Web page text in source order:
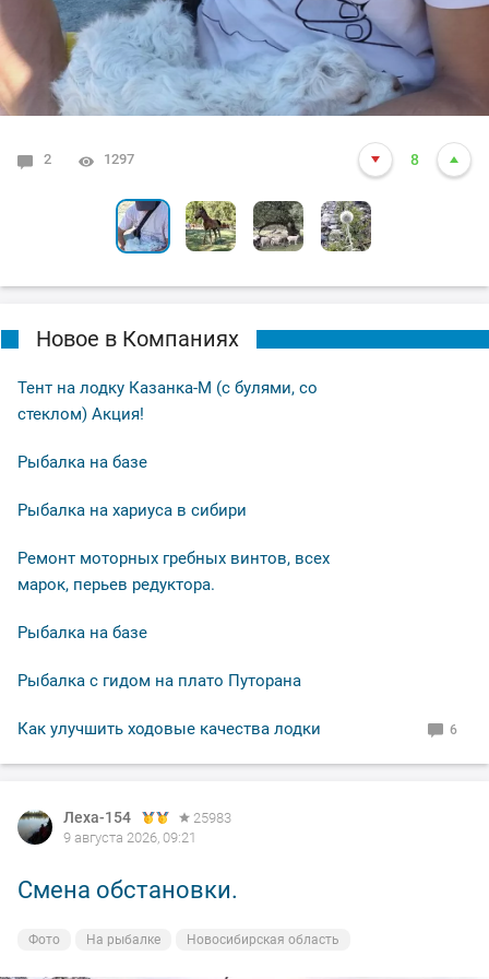
2 1297 8
Новое в Компаниях
Тент на лодку Казанка-М (с булями, со
стеклом) Акция!
Рыбалка на базе
Рыбалка на хариуса в сибири
Ремонт моторных гребных винтов, всех
марок, перьев редуктора.
Рыбалка на базе
Рыбалка с гидом на плато Путорана
Как улучшить ходовые качества лодки 6
Леха-154
25983
9 августа 2026, 09:21
Смена обстановки.
Фото На рыбалке Новосибирская область
Леха-154
25983
8 августа 2026, 20:55
По выходным не клюёт.
Фото На рыбалке Новосибирская область